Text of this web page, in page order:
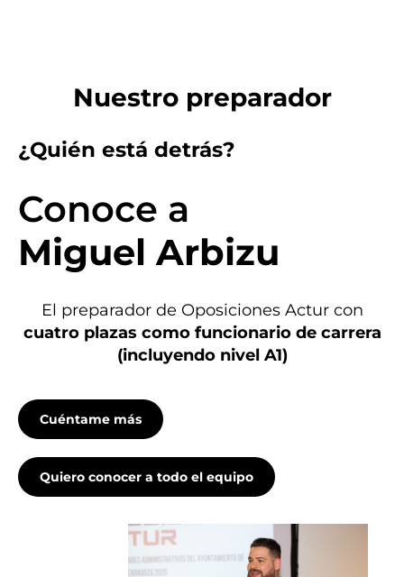
Nuestro preparador
¿Quién está detrás?
Conoce a
Miguel Arbizu
El preparador de Oposiciones Actur con
cuatro plazas como funcionario de carrera
(incluyendo nivel A1)
Cuéntame más
Quiero conocer a todo el equipo